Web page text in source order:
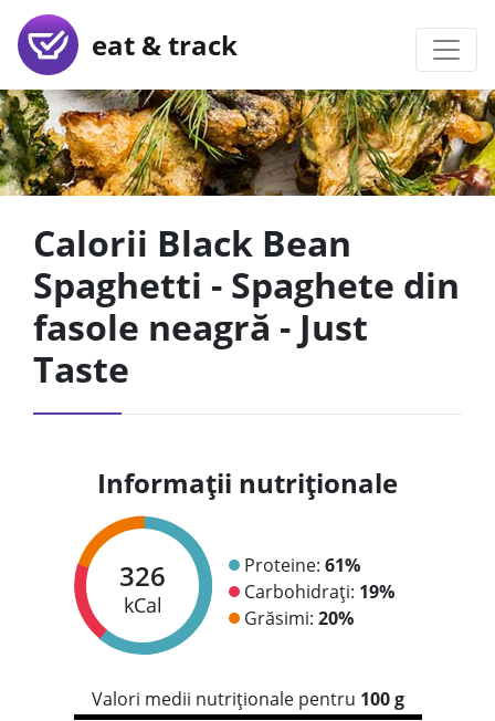
eat & track
Calorii Black Bean
Spaghetti - Spaghete din
fasole neagră - Just
Taste
Informații nutriționale
326
kCal
Proteine: 61%
Carbohidrați: 19%
Grăsimi: 20%
Valori medii nutriționale pentru 100 g